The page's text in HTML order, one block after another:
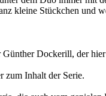
kleine Stückchen und
Günther Dockerill, der
zum Inhalt der Serie.